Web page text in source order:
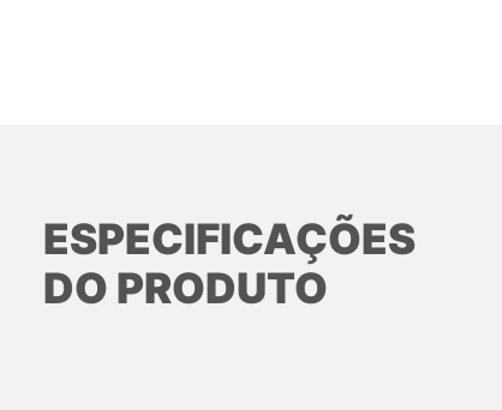
ESPECIFICAÇÕES
DO PRODUTO